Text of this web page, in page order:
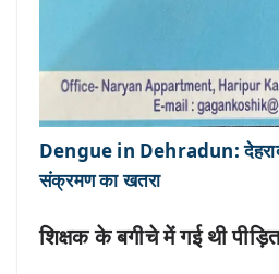
Dengue in Dehradun:
संक्रमण का खतरा
शिक्षक के बगीचे में गई थी